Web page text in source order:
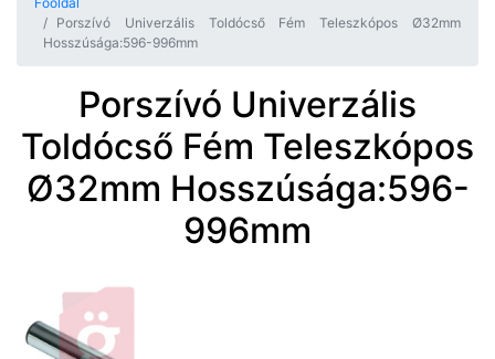
Porszívó Univerzális Toldócső Fém Teleszkópos Ø32mm
Hosszúsága:596-996mm
Porszívó Univerzális
Toldócső Fém Teleszkópos
Ø32mm Hosszúsága:596-
996mm